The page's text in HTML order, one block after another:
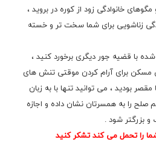
خانوادگی زود از کوره در بروید ،
زناشویی برای شما سخت تر و خسته
با قضیه جور دیگری برخورد کنید ،
مسکن برای آرام کردن موقتی تنش های
بودید ، می توانید تنها با به زبان
را به همسرتان نشان داده و اجازه
بزرگتر شود .